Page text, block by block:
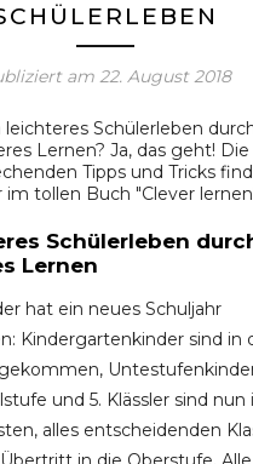
am 22. August 2018
Schülerleben
Lernen
hat ein neues Schuljahr
Kindergartenkinder sind in
gekommen,
und 5. Klässler sind nun
alles entscheidenden